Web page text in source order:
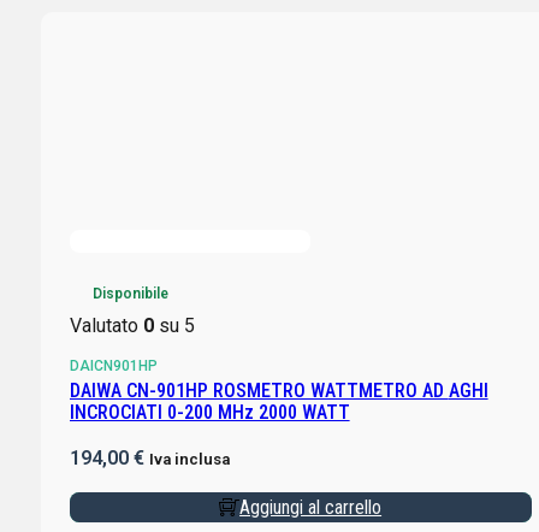
Disponibile
Valutato 0su 5
DAICN901HP
DAIWA CN-901HP ROSMETRO WATTMETRO AD AGHI
INCROCIATI 0-200 MHz 2000 WATT
194,00 € Iva inclusa
Aggiungi al carrello